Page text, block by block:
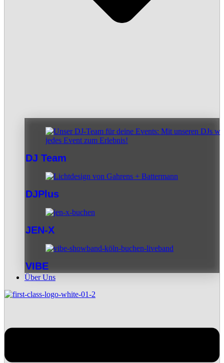
DJ Team
DJPlus
JEN-X
VIBE
Über Uns